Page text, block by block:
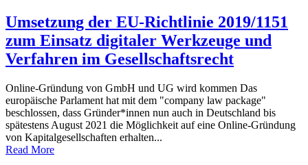
Umsetzung der EU-Richtlinie 2019/1151
zum Einsatz digitaler Werkzeuge und
Verfahren im Gesellschaftsrecht
Online-Gründung von GmbH und UG wird kommen Das
europäische Parlament hat mit dem "company law package"
beschlossen, dass Gründer*innen nun auch in Deutschland bis
spätestens August 2021 die Möglichkeit auf eine Online-Gründung
von Kapitalgesellschaften erhalten...
Read More